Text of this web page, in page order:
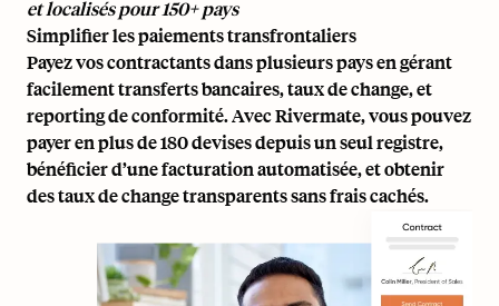
et localisés pour 150+ pays
Simplifier les paiements transfrontaliers
Payez vos contractantsdans plusieurs pays en gérant
facilement transferts bancaires, taux de change, et
reporting de conformité. Avec Rivermate, vous pouvez
payer en plus de 180 devises depuis un seul registre,
bénéficier d’une facturation automatisée, et obtenir
des taux de change transparents sans frais cachés.